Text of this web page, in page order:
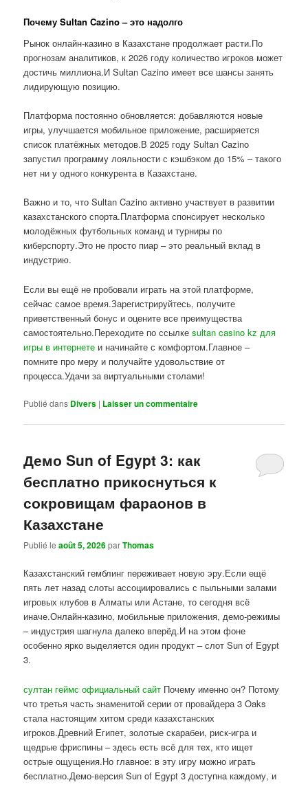
Почему Sultan Cazino – это надолго
Рынок онлайн-казино в Казахстане продолжает расти.По
прогнозам аналитиков, к 2026 году количество игроков может
достичь миллиона.И Sultan Cazino имеет все шансы занять
лидирующую позицию.
Платформа постоянно обновляется: добавляются новые
игры, улучшается мобильное приложение, расширяется
список платёжных методов.В 2025 году Sultan Cazino
запустил программу лояльности с кэшбэком до 15% – такого
нет ни у одного конкурента в Казахстане.
Важно и то, что Sultan Cazino активно участвует в развитии
казахстанского спорта.Платформа спонсирует несколько
молодёжных футбольных команд и турниры по
киберспорту.Это не просто пиар – это реальный вклад в
индустрию.
Если вы ещё не пробовали играть на этой платформе,
сейчас самое время.Зарегистрируйтесь, получите
приветственный бонус и оцените все преимущества
самостоятельно.Переходите по ссылкеsultan casino kz для
игры в интернете и начинайте с комфортом.Главное –
помните про меру и получайте удовольствие от
процесса.Удачи за виртуальными столами!
Publié dans Divers | Laisser un commentaire
Демо Sun of Egypt 3: как
бесплатно прикоснуться к
сокровищам фараонов в
Казахстане
Publié leaoût 5, 2026parThomas
Казахстанский гемблинг переживает новую эру.Если ещё
пять лет назад слоты ассоциировались с пыльными залами
игровых клубов в Алматы или Астане, то сегодня всё
иначе.Онлайн-казино, мобильные приложения, демо-режимы
– индустрия шагнула далеко вперёд.И на этом фоне
особенно ярко выделяется один продукт – слот Sun of Egypt
3.
султан геймс официальный сайт Почему именно он? Потому
что третья часть знаменитой серии от провайдера 3 Oaks
стала настоящим хитом среди казахстанских
игроков.Древний Египет, золотые скарабеи, риск-игра и
щедрые фриспины – здесь есть всё для тех, кто ищет
острые ощущения.Но главное: в эту игру можно играть
бесплатно.Демо-версия Sun of Egypt 3 доступна каждому, и